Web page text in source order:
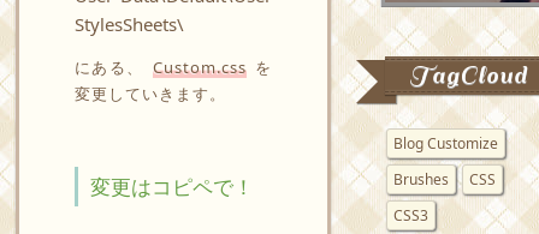
StylesSheets\
にある、 Custom.css を
変更していきます。
変更はコピペで！
TagCloud
Blog Customize
Brushes
CSS
CSS3